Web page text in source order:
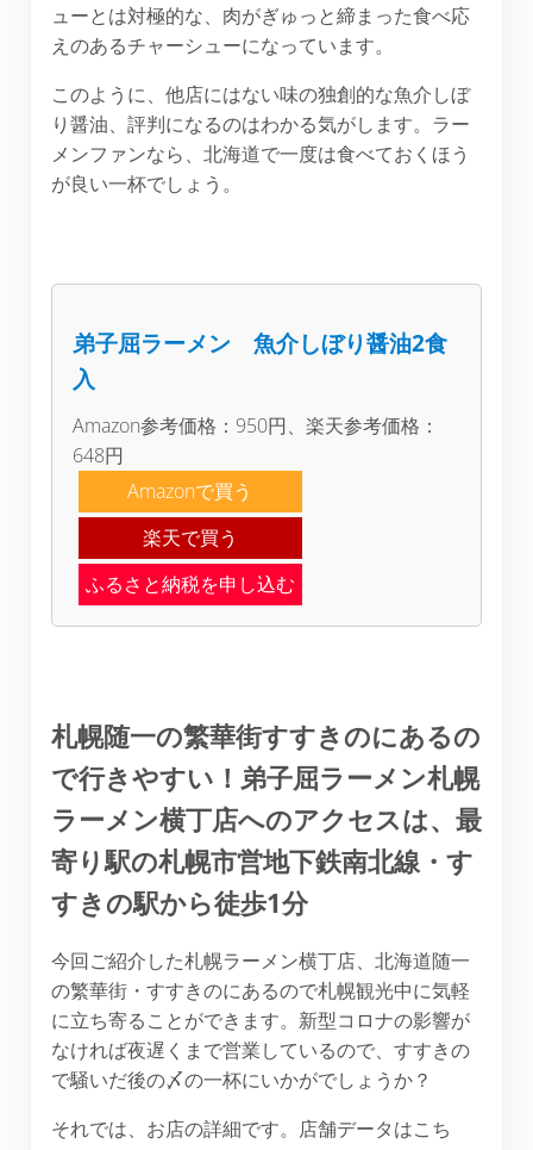
ューとは対極的な、肉がぎゅっと締まった食べ応
えのあるチャーシューになっています。
このように、他店にはない味の独創的な魚介しぼ
り醤油、評判になるのはわかる気がします。ラー
メンファンなら、北海道で一度は食べておくほう
が良い一杯でしょう。
弟子屈ラーメン 魚介しぼり醤油2食
入
Amazon参考価格：950円、楽天参考価格：
648円
Amazonで買う
楽天で買う
ふるさと納税を申し込む
札幌随一の繁華街すすきのにあるの
で行きやすい！弟子屈ラーメン札幌
ラーメン横丁店へのアクセスは、最
寄り駅の札幌市営地下鉄南北線・す
すきの駅から徒歩1分
今回ご紹介した札幌ラーメン横丁店、北海道随一
の繁華街・すすきのにあるので札幌観光中に気軽
に立ち寄ることができます。新型コロナの影響が
なければ夜遅くまで営業しているので、すすきの
で騒いだ後の〆の一杯にいかがでしょうか？
それでは、お店の詳細です。店舗データはこち